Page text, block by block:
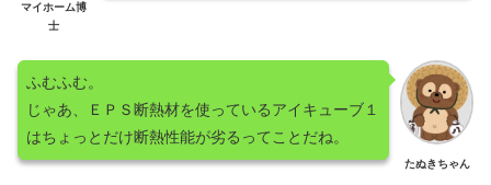
マイホーム博
士
たぬきちゃん
ふむふむ。
じゃあ、ＥＰＳ断熱材を使っているアイキューブ１
はちょっとだけ断熱性能が劣るってことだね。